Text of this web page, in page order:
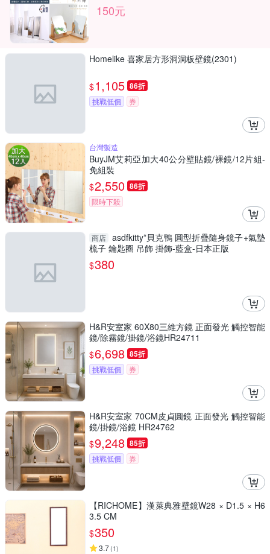
150元
Homelike 喜家居方形洞洞板壁鏡(2301)
$1,105 86折
挑戰低價 券
台灣製造
BuyJM艾莉亞加大40公分壁貼鏡/裸鏡/12片組-
免組裝
$2,550 86折
限時下殺
商店 asdfkitty*貝克鴨 圓型折疊隨身鏡子+氣墊
梳子 鑰匙圈 吊飾 掛飾-藍盒-日本正版
$380
H&R安室家 60X80三維方鏡 正面發光 觸控智能
鏡/除霧鏡/掛鏡/浴鏡HR24711
$6,698 85折
挑戰低價 券
H&R安室家 70CM皮貞圓鏡 正面發光 觸控智能
鏡/掛鏡/浴鏡 HR24762
$9,248 85折
挑戰低價 券
【RICHOME】漢萊典雅壁鏡W28 × D1.5 × H6
3.5 CM
$350
3.7(1)